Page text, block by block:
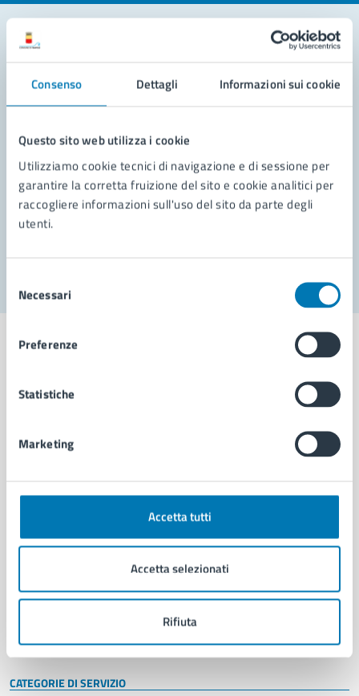
Consenso Dettagli Informazioni sui cookie
Questo sito web utilizza i cookie
Utilizziamo cookie tecnici di navigazione e di sessione per
garantire la corretta fruizione del sito e cookie analitici per
raccogliere informazioni sull'uso del sito da parte degli
utenti.
delNecessari
Preferenze
Statistiche
Marketing
Accetta tutti
Accetta selezionati
Rifiuta
Leggi le domande frequenti
Richiedi assistenza
Prenota appuntamento
Problemi in città
Comune di Napoli
AMMINISTRAZIONE
Organi di governo
Enti e fondazioni
Personale amministrativo
Intranet, posta aziendale e protocollo
CATEGORIE DI SERVIZIO